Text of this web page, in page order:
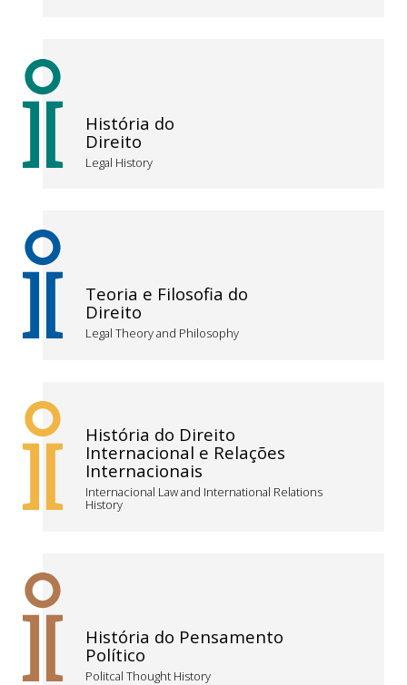
História do
Direito
Legal History
Teoria e Filosofia do
Direito
Legal Theory and Philosophy
História do Direito
Internacional e Relações
Internacionais
Internacional Law and International Relations
History
História do Pensamento
Político
Politcal Thought History